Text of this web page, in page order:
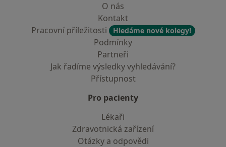
O nás
Kontakt
Pracovní příležitosti
Hledáme nové kolegy!
Podmínky
Partneři
Jak řadíme výsledky vyhledávání?
Přístupnost
Pro pacienty
Lékaři
Zdravotnická zařízení
Otázky a odpovědi